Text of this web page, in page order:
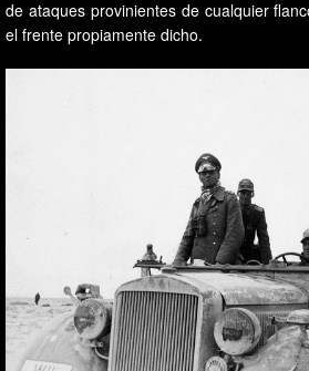
de ataques provinientes de cualquier
el frente propiamente dicho.